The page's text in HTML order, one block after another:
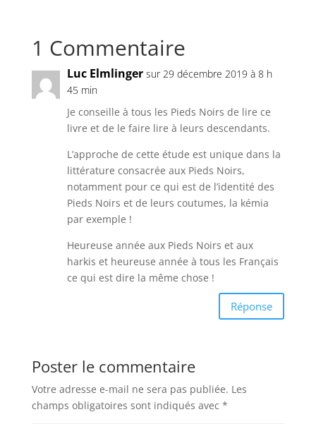
1 Commentaire
Luc Elmlinger sur 29 décembre 2019 à 8 h
45 min
Je conseille à tous les Pieds Noirs de lire ce
livre et de le faire lire à leurs descendants.
L’approche de cette étude est unique dans la
littérature consacrée aux Pieds Noirs,
notamment pour ce qui est de l’identité des
Pieds Noirs et de leurs coutumes, la kémia
par exemple !
Heureuse année aux Pieds Noirs et aux
harkis et heureuse année à tous les Français
ce qui est dire la même chose !
Réponse
Poster le commentaire
Votre adresse e-mail ne sera pas publiée. Les
champs obligatoires sont indiqués avec *